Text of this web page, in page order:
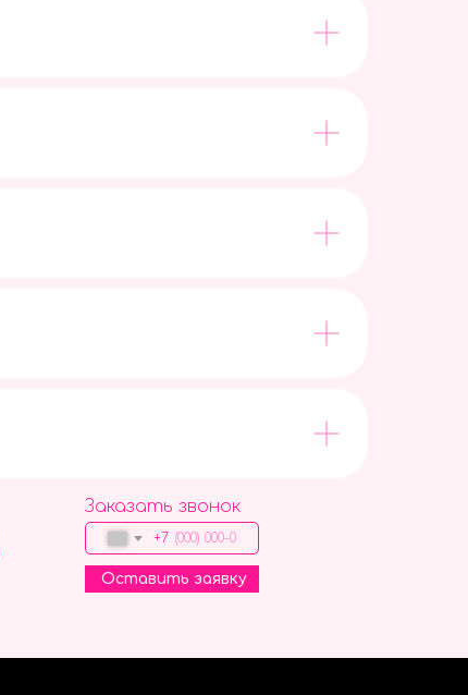
Заказать звонок
+7
Оставить заявку